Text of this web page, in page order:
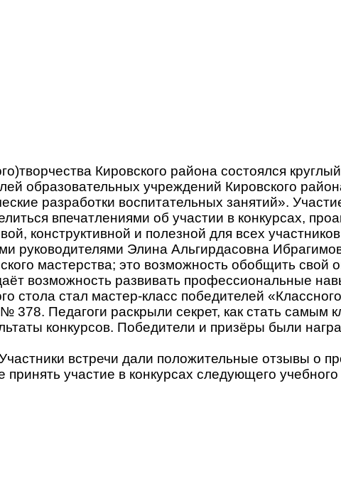
Кировского района состоялся
образовательных учреждений Кировского
разработки воспитательных занятий».
впечатлениями об участии в конкурсах,
конструктивной и полезной для всех
руководителями Элина Альгирдасовна
мастерства; это возможность обобщить свой
возможность развивать профессиональные
стола стал мастер-класс победителей
Педагоги раскрыли секрет, как стать самым
конкурсов. Победители и призёры были
встречи дали положительные отзывы о
участие в конкурсах следующего учебного